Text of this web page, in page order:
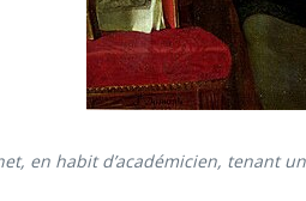
en habit d’académicien, tenant